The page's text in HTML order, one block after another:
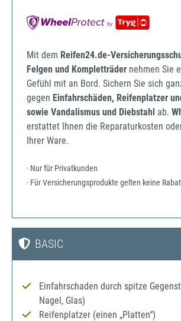
Mit dem Reifen24.de-
Felgen und Kompletträder nehmen Sie
Gefühl mit an Bord. Sichern Sie sich
gegen Einfahrschäden, Reifenplatzer
sowie Vandalismus und Diebstahl ab.
erstattet Ihnen die Reparaturkosten
Ihrer Ware.
· Nur für Privatkunden
· Für Versicherungsprodukte gelten keine
BASIC
Einfahrschaden durch spitze
Nagel, Glas)
Reifenplatzer (einen „Platten“)